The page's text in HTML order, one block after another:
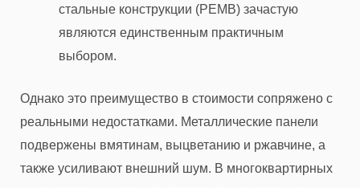
стальные конструкции (PEMB) зачастую
являются единственным практичным
выбором.
Однако это преимущество в стоимости сопряжено с
реальными недостатками. Металлические панели
подвержены вмятинам, выцветанию и ржавчине, а
также усиливают внешний шум. В многоквартирных